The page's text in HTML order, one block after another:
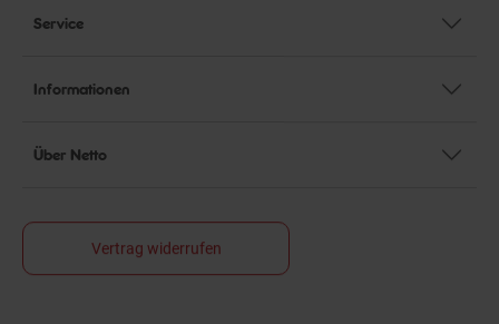
Service
Informationen
Über Netto
Vertrag widerrufen